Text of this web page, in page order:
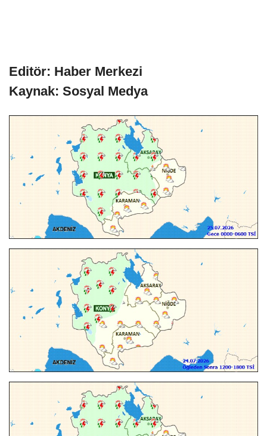
Editör: Haber Merkezi
Kaynak: Sosyal Medya